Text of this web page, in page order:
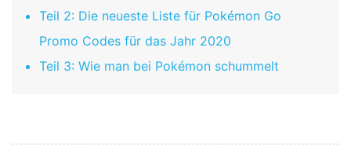
Teil 2: Die neueste Liste für Pokémon Go
Promo Codes für das Jahr 2020
Teil 3: Wie man bei Pokémon schummelt